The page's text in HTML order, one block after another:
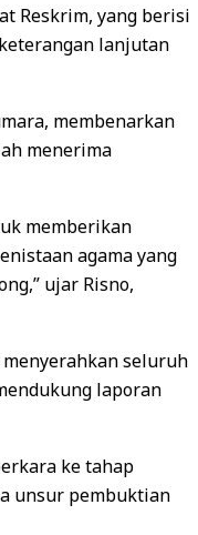
Reskrim, yang berisi
lanjutan
membenarkan
menerima
memberikan
agama yang
ujar Risno,
seluruh
laporan
ke tahap
unsur pembuktian